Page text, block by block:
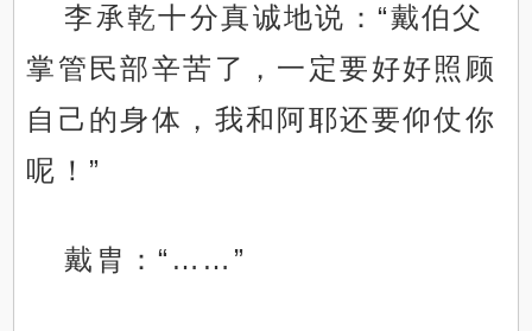
李承乾十分真诚地说：“戴伯父
掌管民部辛苦了，一定要好好照顾
自己的身体，我和阿耶还要仰仗你
呢！”
戴胄：“……”